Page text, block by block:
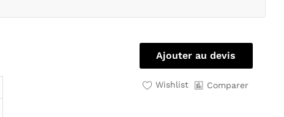
Ajouter au devis
Wishlist Comparer